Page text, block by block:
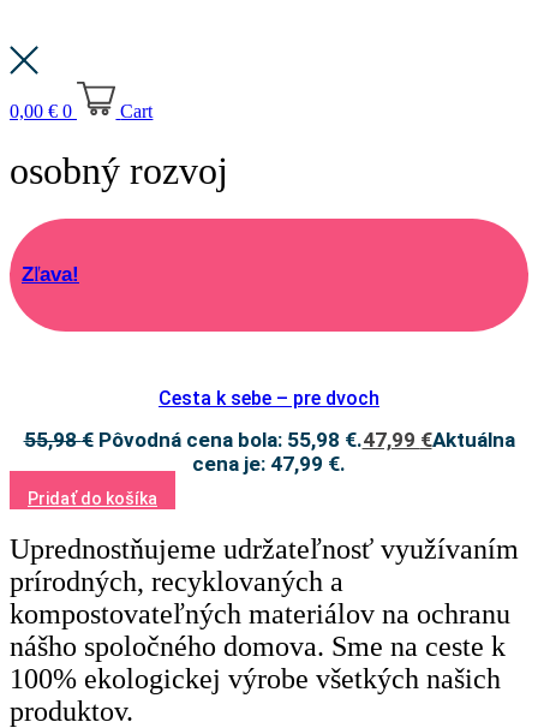
0,00 € 0 Cart
osobný rozvoj
Zľava!
Cesta k sebe – pre dvoch
55,98€ Pôvodná cena bola: 55,98 €.47,99 €Aktuálna
cena je: 47,99 €.
Pridať do košíka
Uprednostňujeme udržateľnosť využívaním
prírodných, recyklovaných a
kompostovateľných materiálov na ochranu
nášho spoločného domova. Sme na ceste k
100% ekologickej výrobe všetkých našich
produktov.